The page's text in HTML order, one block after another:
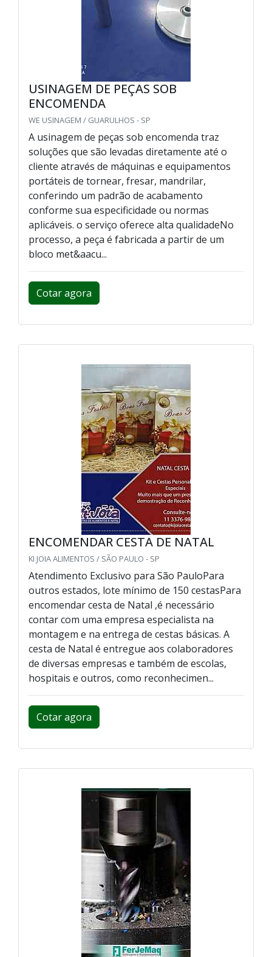
USINAGEM DE PEÇAS SOB
ENCOMENDA
WE USINAGEM / GUARULHOS - SP
A usinagem de peças sob encomenda traz
soluções que são levadas diretamente até o
cliente através de máquinas e equipamentos
portáteis de tornear, fresar, mandrilar,
conferindo um padrão de acabamento
conforme sua especificidade ou normas
aplicáveis. o serviço oferece alta qualidadeNo
processo, a peça é fabricada a partir de um
bloco met&aacu...
Cotar agora
ENCOMENDAR CESTA DE NATAL
KI JOIA ALIMENTOS / SÃO PAULO - SP
Atendimento Exclusivo para São PauloPara
outros estados, lote mínimo de 150 cestasPara
encomendar cesta de Natal ,é necessário
contar com uma empresa especialista na
montagem e na entrega de cestas básicas. A
cesta de Natal é entregue aos colaboradores
de diversas empresas e também de escolas,
hospitais e outros, como reconhecimen...
Cotar agora